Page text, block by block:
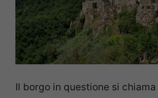
Il borgo in questione si chiama